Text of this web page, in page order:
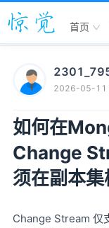
首页
2026-05-11
如何在
Change
须在副本
Change Stream 仅